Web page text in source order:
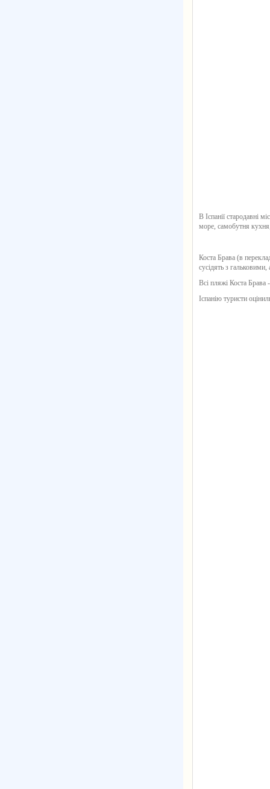
В Іспанії стародавні
море, самобутня кухня,
Коста Брава (в
сусідять з
Всі пляжі Коста Брава
Іспанію туристи